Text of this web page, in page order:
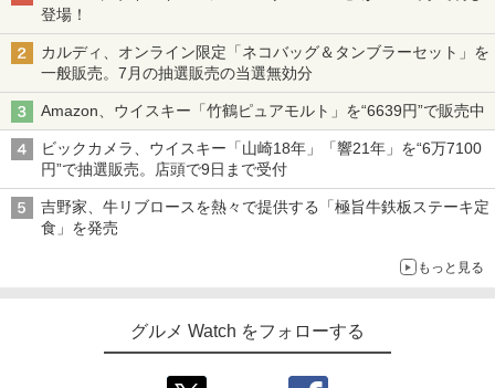
登場！
カルディ、オンライン限定「ネコバッグ＆タンブラーセット」を
一般販売。7月の抽選販売の当選無効分
Amazon、ウイスキー「竹鶴ピュアモルト」を“6639円”で販売中
ビックカメラ、ウイスキー「山崎18年」「響21年」を“6万7100
円”で抽選販売。店頭で9日まで受付
吉野家、牛リブロースを熱々で提供する「極旨牛鉄板ステーキ定
食」を発売
もっと見る
グルメ Watch をフォローする